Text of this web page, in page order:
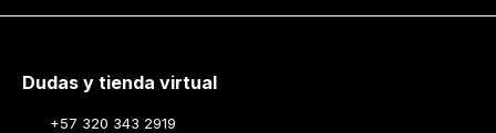
Dudas y tienda virtual
+57 320 343 2919